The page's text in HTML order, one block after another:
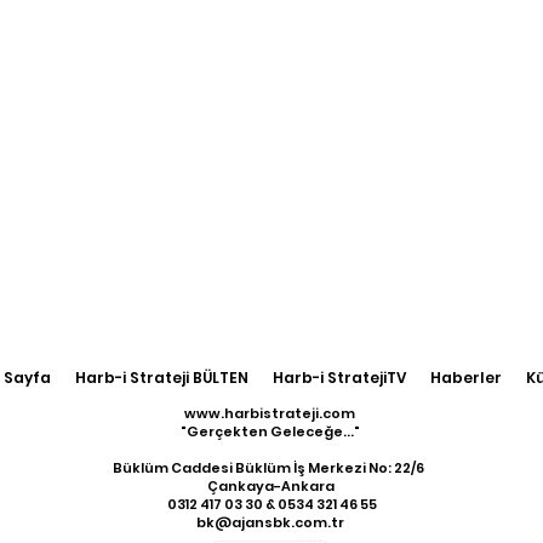
Sayfa Harb-i Strateji BÜLTEN Harb-i StratejiTV Haberler
www.harbistrateji.com
"Gerçekten Geleceğe..."
Büklüm Caddesi Büklüm İş Merkezi No: 22/6
Çankaya-Ankara
​ 0312 417 03 30 & 0534 321 46 55
bk@ajansbk.com.tr